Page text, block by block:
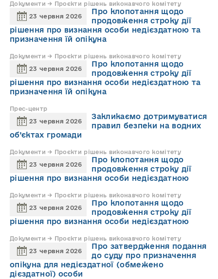
Документи → Проєкти рішень виконавчого комітету
23 червня 2026
Про клопотання щодо
продовження строку дії
рішення про визнання особи недієздатною та
призначення їй опікуна
Документи → Проєкти рішень виконавчого комітету
23 червня 2026
Про клопотання щодо
продовження строку дії
рішення про визнання особи недієздатною та
призначення їй опікуна
Прес-центр
23 червня 2026
Закликаємо дотримуватися
правил безпеки на водних
об’єктах громади
Документи → Проєкти рішень виконавчого комітету
23 червня 2026
Про клопотання щодо
продовження строку дії
рішення про визнання особи недієздатною
Документи → Проєкти рішень виконавчого комітету
23 червня 2026
Про клопотання щодо
продовження строку дії
рішення про визнання особи недієздатною
Документи → Проєкти рішень виконавчого комітету
23 червня 2026
Про затвердження подання
до суду про призначення
опікуна для недієздатної (обмежено
дієздатної) особи